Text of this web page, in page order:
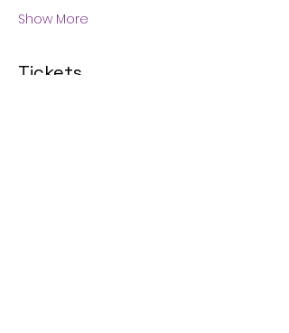
Show More
Tickets